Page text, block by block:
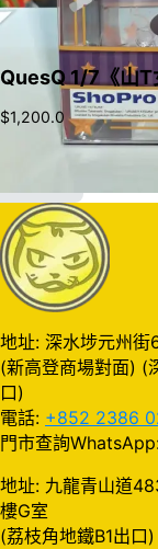
QuesQ 1/7《山
$1,200.0
地址: 深水埗元州街
(新高登商場對面) (
口)
電話: +852 2386
門市查詢
地址: 九龍青山道
樓G室
(荔枝角地鐵B1出口)